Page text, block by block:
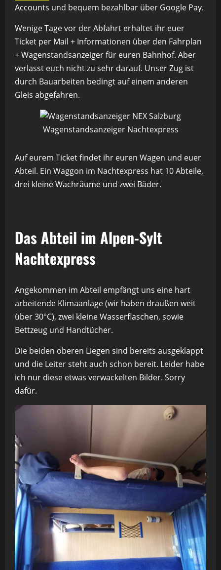
Accounts und bequem bezahlbar über Google Pay.
Wenige Tage vor der Abfahrt erhaltet ihr euer
Ticket per Mail + Informationen über den Fahrplan
+ Wagenstandsanzeiger für euren Bahnhof. Aber
verlasst euch nicht zu sehr darauf. Unser Zug ist
durch Bauarbeiten bedingt auf einem anderen
Gleis abgefahren.
Wagenstandsanzeiger Nachtexpress
Auf eurem Ticket findet ihr euren Wagen und euer
Abteil. Ein Waggon im Nachtexpress hat 10 Abteile,
drei kleine Wachräume und zwei Bäder.
Das Abteil im Alpen-Sylt
Nachtexpress
Angekommen im Abteil empfängt uns eine hart
arbeitende Klimaanlage (wir haben draußen weit
über 30°C), zwei kleine Wasserflaschen, sowie
Bettzeug und Handtücher.
Die beiden oberen Liegen sind bereits ausgeklappt
und die Leiter steht auch schon bereit. Leider habe
ich nur diese etwas verwackelten Bilder. Sorry
dafür.